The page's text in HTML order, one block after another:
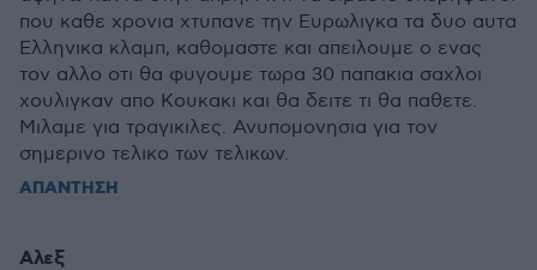
που καθε χρονια χτυπανε την Ευρωλιγκα τα δυο αυτα
Ελληνικα κλαμπ, καθομαστε και απειλουμε ο ενας
τον αλλο οτι θα φυγουμε τωρα 30 παπακια σαχλοι
χουλιγκαν απο Κουκακι και θα δειτε τι θα παθετε.
Μιλαμε για τραγικιλες. Ανυπομονησια για τον
σημερινο τελικο των τελικων.
ΑΠΑΝΤΗΣΗ
Αλεξ